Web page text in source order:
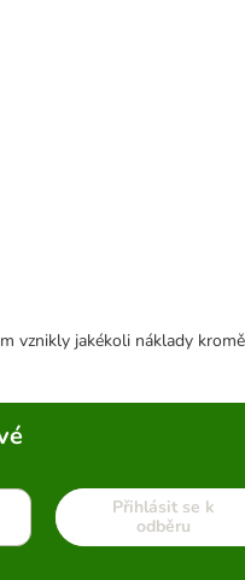
vznikly jakékoli náklady
Přihlásit se k
odběru